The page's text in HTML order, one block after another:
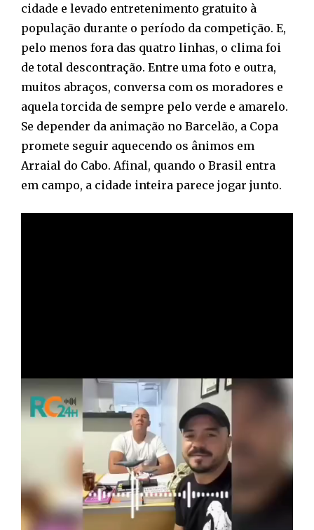
cidade e levado entretenimento gratuito à
população durante o período da competição. E,
pelo menos fora das quatro linhas, o clima foi
de total descontração. Entre uma foto e outra,
muitos abraços, conversa com os moradores e
aquela torcida de sempre pelo verde e amarelo.
Se depender da animação no Barcelão, a Copa
promete seguir aquecendo os ânimos em
Arraial do Cabo. Afinal, quando o Brasil entra
em campo, a cidade inteira parece jogar junto.